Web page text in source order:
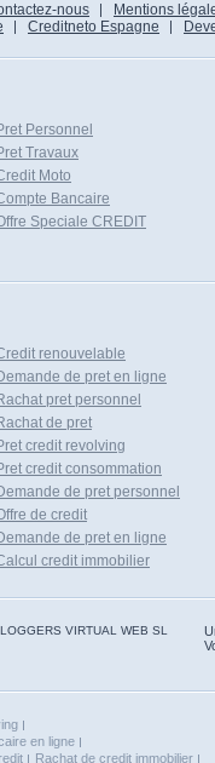
nous Mentions
Creditneto Espagne
Personnel
Travaux
Moto
Bancaire
Speciale CREDIT
renouvelable
de pret en ligne
pret personnel
de pret
credit revolving
credit consommation
de pret personnel
de credit
de pret en ligne
credit immobilier
VIRTUAL WEB SL
en ligne
Rachat de credit immobilier